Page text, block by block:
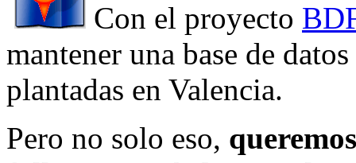
Con el proyecto
mantener una base de
plantadas en Valencia.
Pero no solo eso,